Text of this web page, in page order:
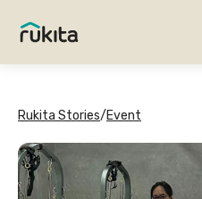
Rukita Stories/Event